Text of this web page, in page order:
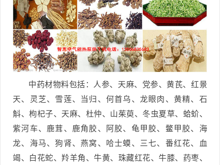
中药材物料包括：人参、天麻、党参、黄芪、红景
天、灵芝、雪莲、当归、何首乌、龙眼肉、黄精、石
斛、枸杞子、天麻、杜仲、山茱萸、冬虫夏草、蛤蚧、
紫河车、鹿茸、鹿角胶、阿胶、龟甲胶、鳖甲胶、海
龙、海马、狗肾、燕窝、哈士蟆、三七、番红花、血
竭、白花蛇、羚羊角、牛黄、珠藏红花、牛膝、药枣、